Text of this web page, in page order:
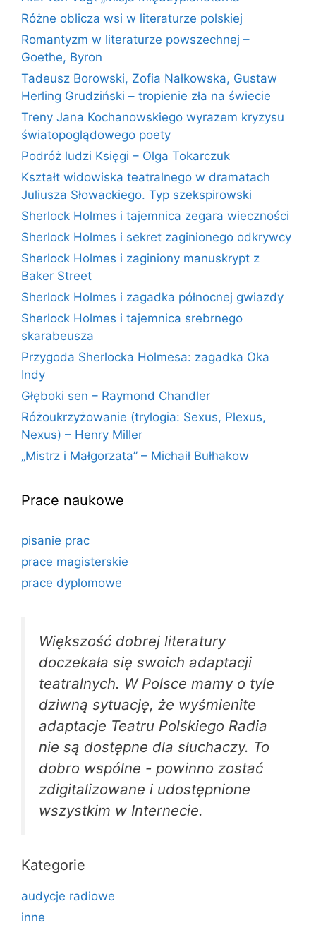
Różne oblicza wsi w literaturze polskiej
Romantyzm w literaturze powszechnej –
Goethe, Byron
Tadeusz Borowski, Zofia Nałkowska, Gustaw
Herling Grudziński – tropienie zła na świecie
Treny Jana Kochanowskiego wyrazem kryzysu
światopoglądowego poety
Podróż ludzi Księgi – Olga Tokarczuk
Kształt widowiska teatralnego w dramatach
Juliusza Słowackiego. Typ szekspirowski
Sherlock Holmes i tajemnica zegara wieczności
Sherlock Holmes i sekret zaginionego odkrywcy
Sherlock Holmes i zaginiony manuskrypt z
Baker Street
Sherlock Holmes i zagadka północnej gwiazdy
Sherlock Holmes i tajemnica srebrnego
skarabeusza
Przygoda Sherlocka Holmesa: zagadka Oka
Indy
Głęboki sen – Raymond Chandler
Różoukrzyżowanie (trylogia: Sexus, Plexus,
Nexus) – Henry Miller
„Mistrz i Małgorzata” – Michaił Bułhakow
Prace naukowe
pisanie prac
prace magisterskie
prace dyplomowe
Większość dobrej literatury
doczekała się swoich adaptacji
teatralnych. W Polsce mamy o tyle
dziwną sytuację, że wyśmienite
adaptacje Teatru Polskiego Radia
nie są dostępne dla słuchaczy. To
dobro wspólne - powinno zostać
zdigitalizowane i udostępnione
wszystkim w Internecie.
Kategorie
audycje radiowe
inne